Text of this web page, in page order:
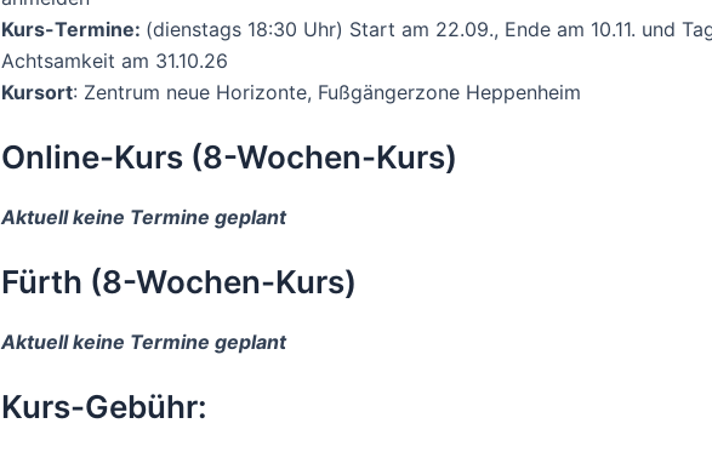
Kurs-Termine: (dienstags 18:30 Uhr) Start am 22.09., Ende am 10.11. und
Achtsamkeit am 31.10.26
Kursort: Zentrum neue Horizonte, Fußgängerzone Heppenheim
Online-Kurs (8-Wochen-Kurs)
Aktuell keine Termine geplant
Fürth (8-Wochen-Kurs)
Aktuell keine Termine geplant
Kurs-Gebühr: